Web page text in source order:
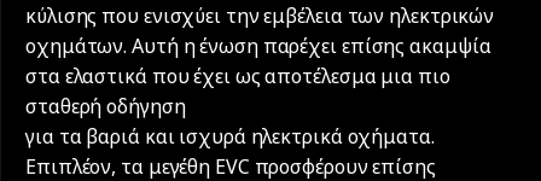
κύλισης που ενισχύει την εμβέλεια των ηλεκτρικών
οχημάτων. Αυτή η ένωση παρέχει επίσης ακαμψία
στα ελαστικά που έχει ως αποτέλεσμα μια πιο
σταθερή οδήγηση
για τα βαριά και ισχυρά ηλεκτρικά οχήματα.
Επιπλέον, τα μεγέθη EVC προσφέρουν επίσης